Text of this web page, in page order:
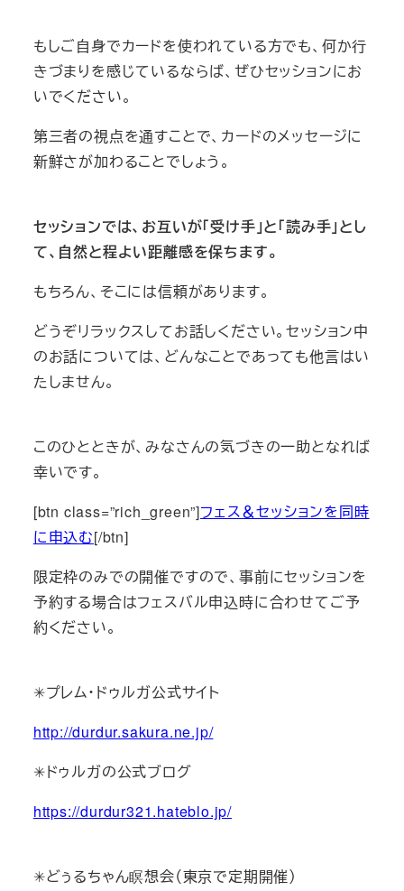
もしご自身でカードを使われている方でも、何か行
きづまりを感じているならば、ぜひセッションにお
いでください。
第三者の視点を通すことで、カードのメッセージに
新鮮さが加わることでしょう。
セッションでは、お互いが「受け手」と「読み手」とし
て、自然と程よい距離感を保ちます。
もちろん、そこには信頼があります。
どうぞリラックスしてお話しください。セッション中
のお話については、どんなことであっても他言はい
たしません。
このひとときが、みなさんの気づきの一助となれば
幸いです。
[btn class=”rich_green”]フェス＆セッションを同時
に申込む[/btn]
限定枠のみでの開催ですので、事前にセッションを
予約する場合はフェスバル申込時に合わせてご予
約ください。
✳︎プレム・ドゥルガ公式サイト
http://durdur.sakura.ne.jp/
✳︎ドゥルガの公式ブログ
https://durdur321.hateblo.jp/
✳︎どぅるちゃん瞑想会（東京で定期開催）